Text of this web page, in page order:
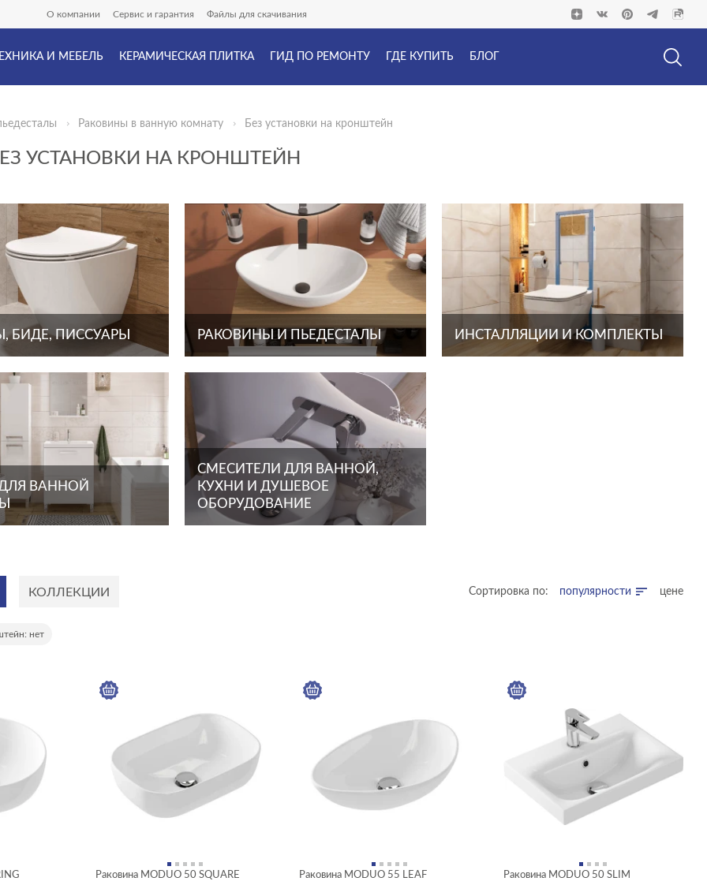
О компании Сервис и гарантия Файлы для скачивания
И МЕБЕЛЬ КЕРАМИЧЕСКАЯ ПЛИТКА ГИД ПО РЕМОНТУ ГДЕ КУПИТЬ БЛОГ
Раковины в ванную комнату Без установки на кронштейн
УСТАНОВКИ НА КРОНШТЕЙН
БИДЕ, ПИССУАРЫ РАКОВИНЫ И ПЬЕДЕСТАЛЫ ИНСТАЛЛЯЦИИ И КОМПЛЕКТЫ
ВАННОЙ
СМЕСИТЕЛИ ДЛЯ ВАННОЙ,
КУХНИ И ДУШЕВОЕ
ОБОРУДОВАНИЕ
КОЛЛЕКЦИИ Сортировка по: популярности цене
нет
Раковина MODUO 50 SQUARE Раковина MODUO 55 LEAF Раковина MODUO 50 SLIM